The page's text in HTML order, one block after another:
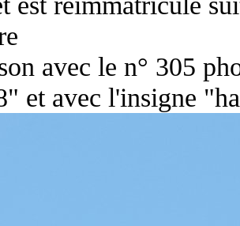
avec le n° 305
et avec l'insigne